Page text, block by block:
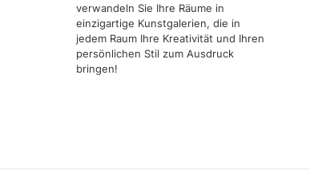
verwandeln Sie Ihre Räume in
einzigartige Kunstgalerien, die in
jedem Raum Ihre Kreativität und Ihren
persönlichen Stil zum Ausdruck
bringen!